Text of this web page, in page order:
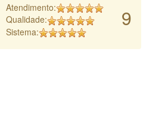
9
Atendimento:
Qualidade:
Sistema: